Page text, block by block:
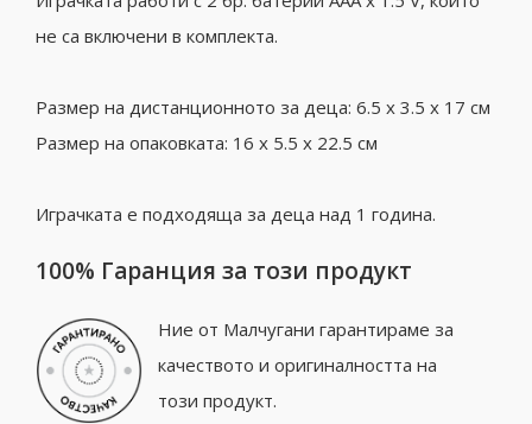
не са включени в комплекта.
Размер на дистанционното за деца: 6.5 x 3.5 x 17 см
Размер на опаковката: 16 x 5.5 x 22.5 см
Играчката е подходяща за деца над 1 година.
100% Гаранция за този продукт
Ние от Малчугани гарантираме за
качеството и оригиналността на
този продукт.